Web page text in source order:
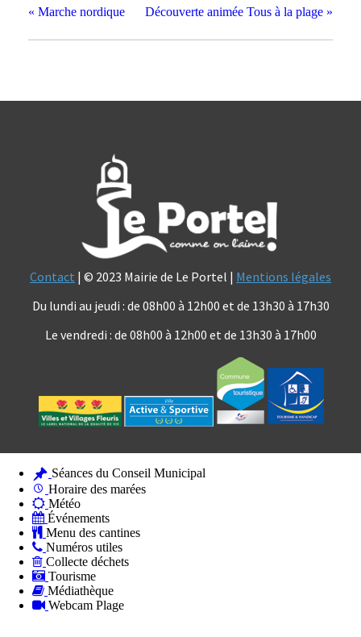
« Marche nordique Découverte animée Tous à la plage »
Contact | © 2023 Mairie de Le Portel | Mentions légales
Du lundi au jeudi : de 08h00 à 12h00 et de 13h30 à 17h30
Le vendredi : de 08h00 à 12h00 et de 13h30 à 17h00
Séances du Conseil Municipal
Horaire des marées
Météo
Événements
Menu des cantines
Numéros utiles
Collecte déchets
Tourisme
Médiathèque
Webcam Plage